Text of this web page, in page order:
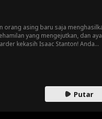
orang asing baru saja
yang mengejutkan, dan
kekasih Isaac Stanton! Anda
Putar